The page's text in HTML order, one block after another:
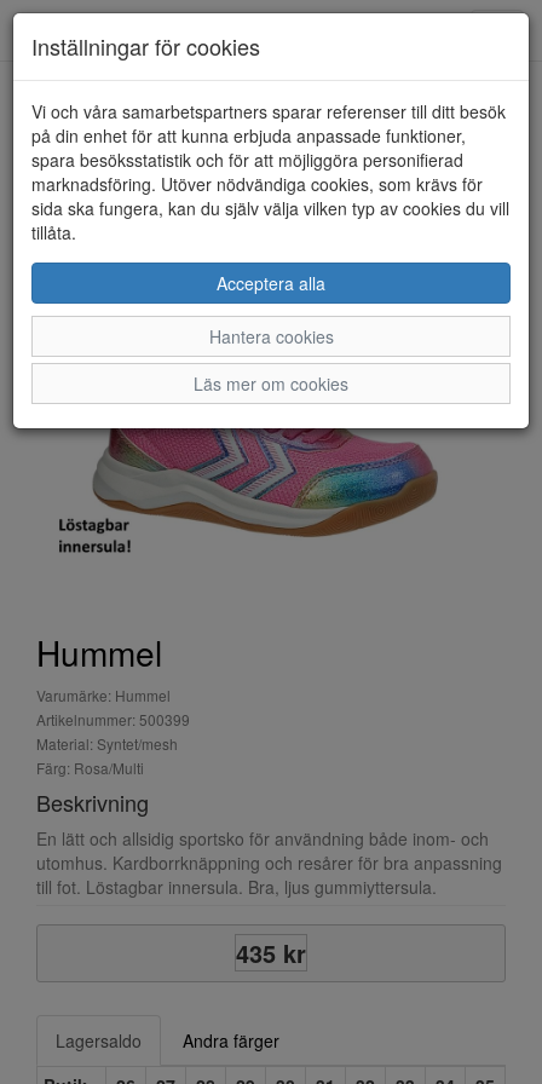
HEM HUMMEL
Hummel
Varumärke: Hummel
Artikelnummer: 500399
Material: Syntet/mesh
Färg: Rosa/Multi
Beskrivning
En lätt och allsidig sportsko för användning både inom- och
utomhus. Kardborrknäppning och resårer för bra anpassning
till fot. Löstagbar innersula. Bra, ljus gummiyttersula.
435 kr
Lagersaldo
Andra färger
Inställningar för cookies
Vi och våra samarbetspartners sparar referenser till ditt besök
på din enhet för att kunna erbjuda anpassade funktioner,
spara besöksstatistik och för att möjliggöra personifierad
marknadsföring. Utöver nödvändiga cookies, som krävs för
sida ska fungera, kan du själv välja vilken typ av cookies du vill
tillåta.
Acceptera alla
Hantera cookies
Läs mer om cookies